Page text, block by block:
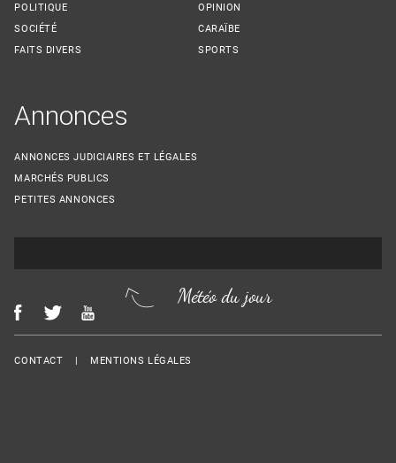
POLITIQUE
SOCIÉTÉ
FAITS DIVERS
OPINION
CARAÏBE
SPORTS
Annonces
ANNONCES JUDICIAIRES ET LÉGALES
MARCHÉS PUBLICS
PETITES ANNONCES
Météo du jour
Menu Footer
CONTACT MENTIONS LÉGALES